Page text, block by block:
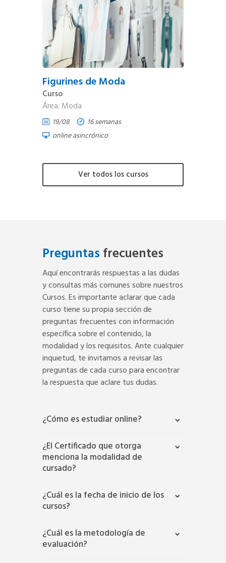
Figurines de Moda
Curso
Área: Moda
19/08
16 semanas
online asincrónico
Ver todos los cursos
Preguntas frecuentes
Aquí encontrarás respuestas a las dudas
y consultas más comunes sobre nuestros
Cursos. Es importante aclarar que cada
curso tiene su propia sección de
preguntas frecuentes con información
específica sobre el contenido, la
modalidad y los requisitos. Ante cualquier
inquietud, te invitamos a revisar las
preguntas de cada curso para encontrar
la respuesta que aclare tus dudas.
¿Cómo es estudiar online?
¿El Certificado que otorga
menciona la modalidad de
cursado?
¿Cuál es la fecha de inicio de los
cursos?
¿Cuál es la metodología de
evaluación?